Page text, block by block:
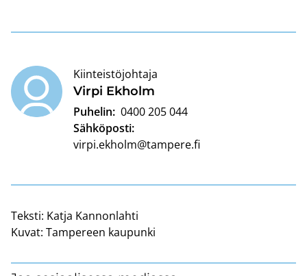
Virpi Ek­holm
Kiinteistöjohtaja
Puhelin: 0400 205 044
Sähköposti:
virpi.ekholm@tampere.fi
Teksti: Katja Kannonlahti
Kuvat: Tampereen kaupunki